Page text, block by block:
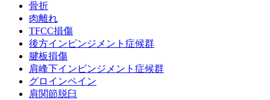
骨折
肉離れ
TFCC損傷
後方インピンジメント症候群
腱板損傷
肩峰下インピンジメント症候群
グロインペイン
肩関節脱臼